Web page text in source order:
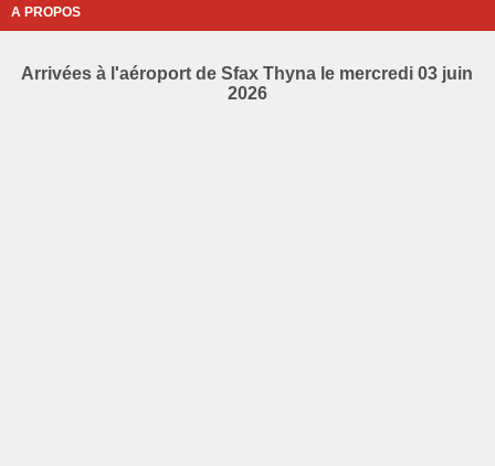
A PROPOS
Arrivées à l'aéroport de Sfax Thyna le mercredi 03 juin
2026